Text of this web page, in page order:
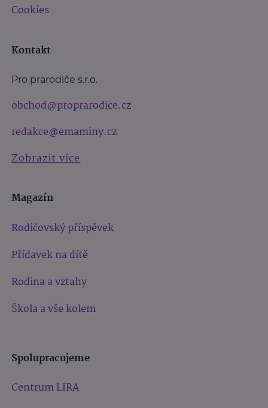
Cookies
Kontakt
Pro prarodiče s.r.o.
obchod@proprarodice.cz
redakce@emaminy.cz
Zobrazit více
Magazín
Rodičovský příspěvek
Přídavek na dítě
Rodina a vztahy
Škola a vše kolem
Spolupracujeme
Centrum LIRA